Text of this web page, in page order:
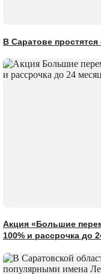
В Саратове
Акция «Большие
100% и рассрочка до